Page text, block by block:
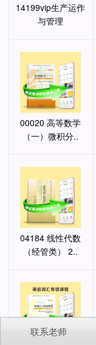
14199vip生产运作
与管理
00020 高等数学
（一）微积分..
04184 线性代数
（经管类） 2..
联系老师